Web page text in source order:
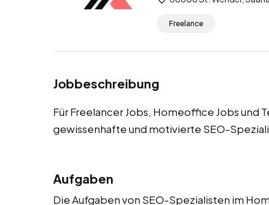
Freelance
Jobbeschreibung
Für Freelancer Jobs, Homeoffice Jobs und
gewissenhafte und motivierte SEO-
Aufgaben
Die Aufgaben von SEO-Spezialisten im